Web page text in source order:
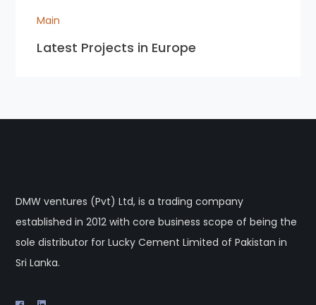
Main
Latest Projects in Europe
DMW ventures (Pvt) Ltd, is a trading company
established in 2012 with core business scope of being the
sole distributor for Lucky Cement Limited of Pakistan in
Sri Lanka.